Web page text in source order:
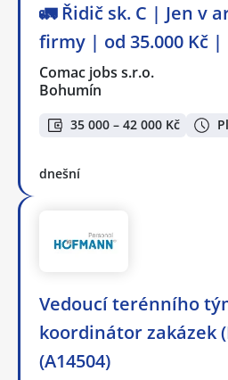
🚛 Řidič sk. C | Jen v
firmy | od 35.000 Kč
Comac jobs s.r.o.
Bohumín
35 000 – 42 000 Kč
dnešní
Vedoucí terénního
koordinátor zakázek
(A14504)